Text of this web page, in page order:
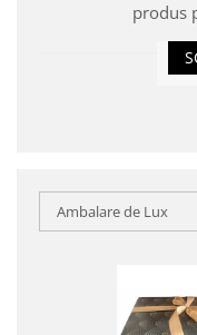
produs
Ambalare de Lux